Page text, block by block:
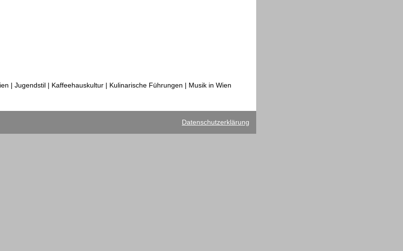
| Jugendstil | Kaffeehauskultur | Kulinarische Führungen | Musik in Wien
Datenschutzerklärung